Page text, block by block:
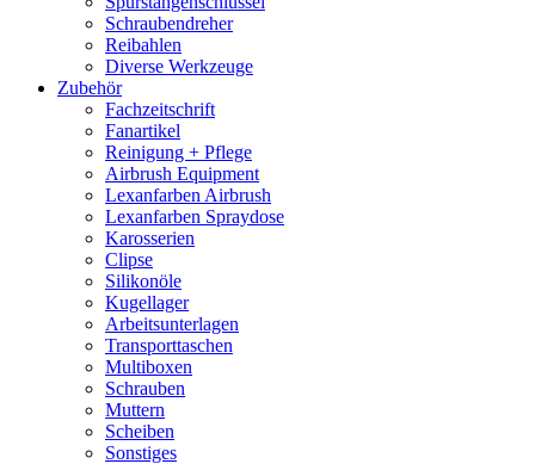
Schraubendreher
Reibahlen
Diverse Werkzeuge
Zubehör
Fachzeitschrift
Fanartikel
Reinigung + Pflege
Airbrush Equipment
Lexanfarben Airbrush
Lexanfarben Spraydose
Karosserien
Clipse
Silikonöle
Kugellager
Arbeitsunterlagen
Transporttaschen
Multiboxen
Schrauben
Muttern
Scheiben
Sonstiges